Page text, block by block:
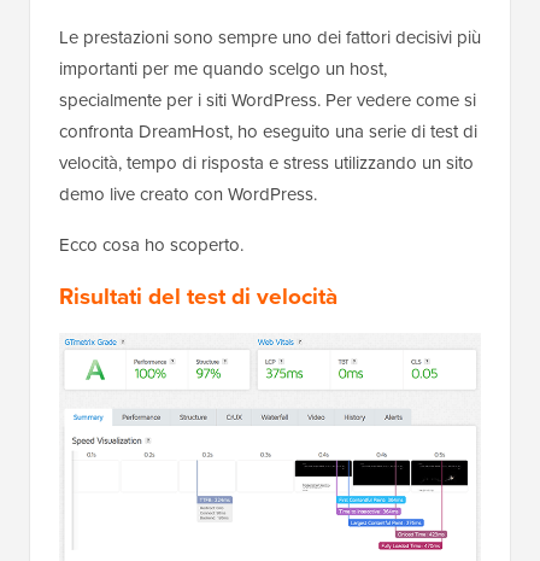
Le prestazioni sono sempre uno dei fattori decisivi più
importanti per me quando scelgo un host,
specialmente per i siti WordPress. Per vedere come si
confronta DreamHost, ho eseguito una serie di test di
velocità, tempo di risposta e stress utilizzando un sito
demo live creato con WordPress.
Ecco cosa ho scoperto.
Risultati del test di velocità